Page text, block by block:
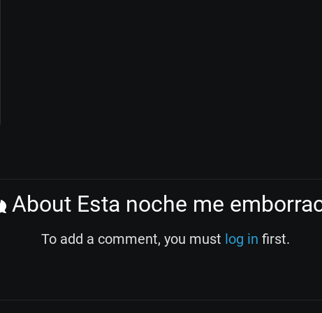
About Esta noche me
To add a comment, you must log in first.